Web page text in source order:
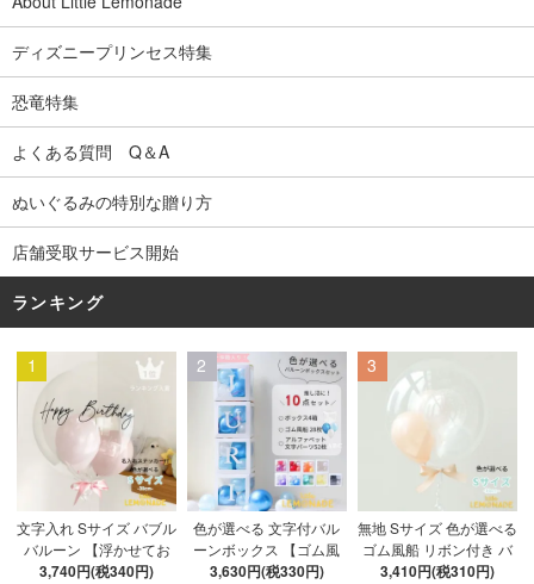
ディズニープリンセス特集
恐竜特集
よくある質問 Q＆A
ぬいぐるみの特別な贈り方
店舗受取サービス開始
ランキング
1
文字入れ Sサイズ バブル
バルーン 【浮かせてお
届け】 バルーン
3,740円(税340円)
2
色が選べる 文字付バル
ーンボックス 【ゴム風
船&文字パーツ付き】 DI
3,630円(税330円)
3
無地 Sサイズ 色が選べる
ゴム風船 リボン付き バ
ブルバルーン 【浮かせ
3,410円(税310円)